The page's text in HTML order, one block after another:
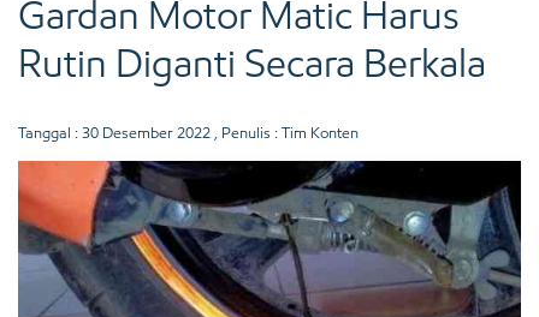
Gardan Motor Matic Harus
Rutin Diganti Secara Berkala
Tanggal : 30 Desember 2022 , Penulis : Tim Konten